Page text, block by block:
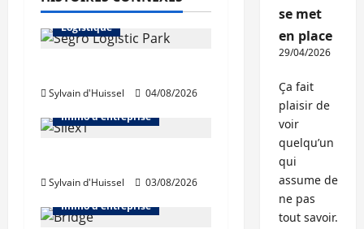
Immo d'entreprise
Logistique
Sylvain d'Huissel 04/08/2026
Abonnés
Bureaux
Immo d'entreprise
Sylvain d'Huissel 03/08/2026
Abonnés
Bureaux
Immo d'entreprise
se met
en place
29/04/2026
Ça fait
plaisir de
voir
quelqu’un
qui
assume de
ne pas
tout savoir.